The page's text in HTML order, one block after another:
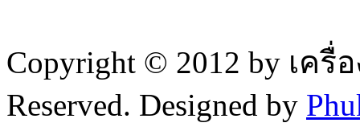
Copyright © 2012 by เค
Reserved. Designed by